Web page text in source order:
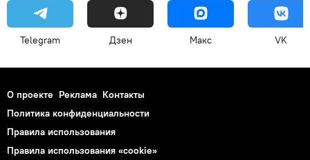
Telegram Дзен Макс VK
О проекте Реклама Контакты
Политика конфиденциальности
Правила использования
Правила использования «cookie»